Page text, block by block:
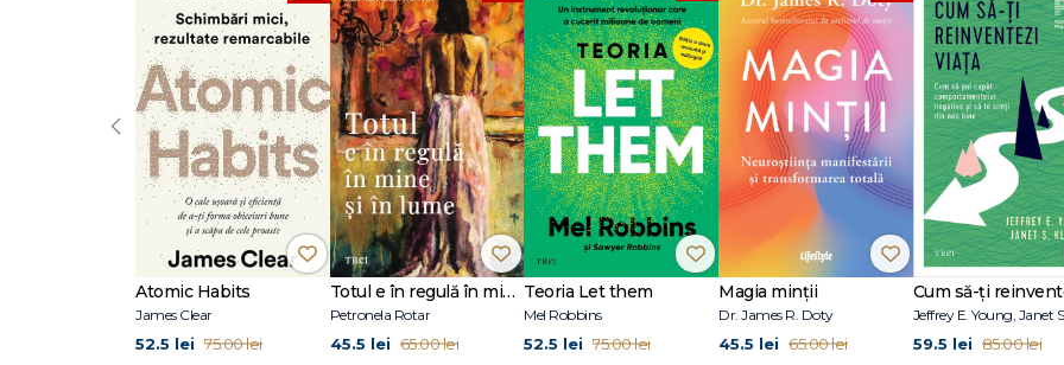
Atomic Habits
James Clear
52.5 lei 75.00 lei
Totul e în regulă în mine și în lume
Petronela Rotar
45.5 lei 65.00 lei
Teoria Let them
Mel Robbins
52.5 lei 75.00 lei
Magia minții
Dr. James R. Doty
45.5 lei 65.00 lei 59.5 lei 85.00 lei
‹